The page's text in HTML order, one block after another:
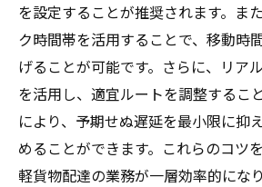
を設定することが推奨されます。ま
ク時間帯を活用することで、移動時
げることが可能です。さらに、リア
を活用し、適宜ルートを調整するこ
により、予期せぬ遅延を最小限に抑
めることができます。これらのコツ
軽貨物配達の業務が一層効率的にな